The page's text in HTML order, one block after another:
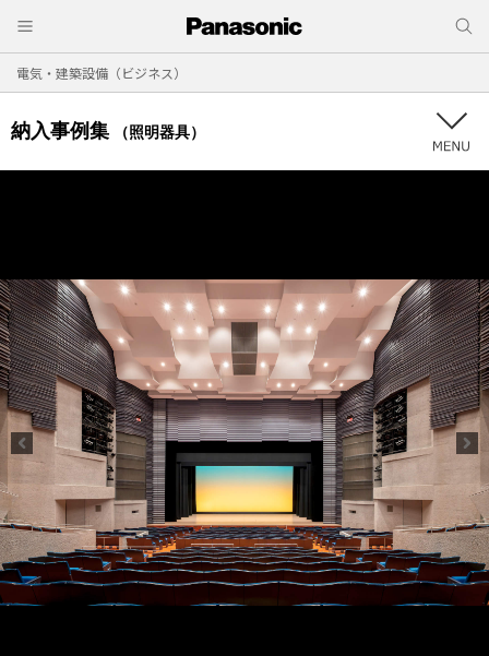
電気・建築設備（ビジネス）
納入事例集 （照明器具）